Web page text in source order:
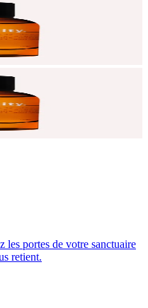
portes de votre sanctuaire
retient.